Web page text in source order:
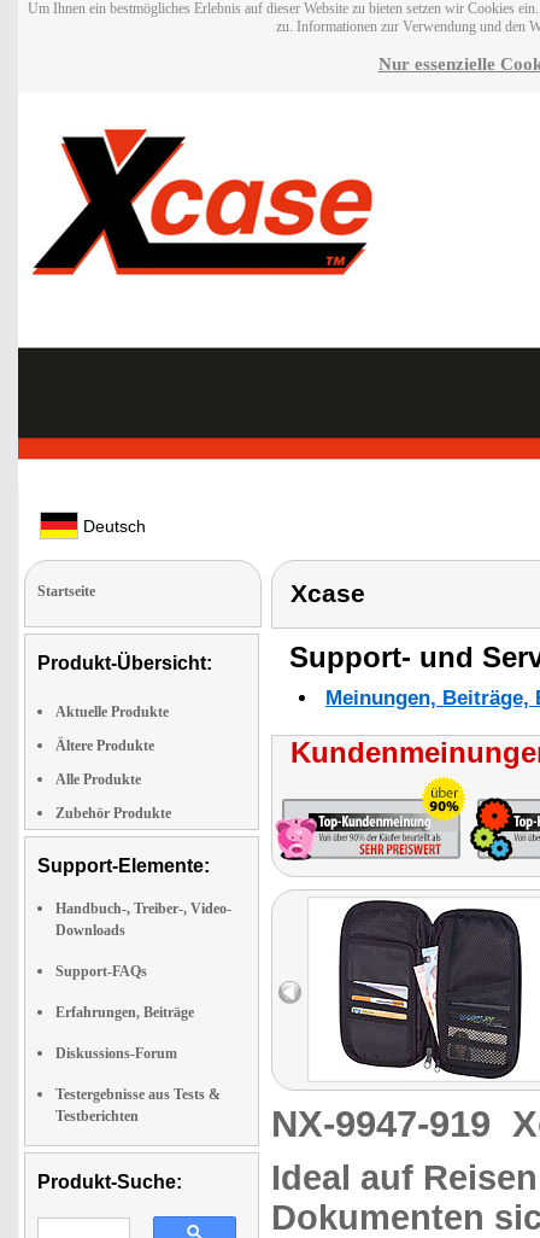
Um Ihnen ein bestmögliches Erlebnis auf dieser Website zu bieten setzen wir Cookies
zu. Informationen zur Verwendung und den
Nur essenzielle
Deutsch
Startseite
Produkt-Übersicht:
Aktuelle Produkte
Ältere Produkte
Alle Produkte
Zubehör Produkte
Support-Elemente:
Handbuch-, Treiber-, Video-
Downloads
Support-FAQs
Erfahrungen, Beiträge
Diskussions-Forum
Testergebnisse aus Tests &
Testberichten
Produkt-Suche:
Xcase
Support- und
Meinungen,
NX-9947-919
Ideal auf
Dokumenten